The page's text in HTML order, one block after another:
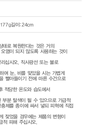
길이:24cm
태로 복원한다는 것은 거의
염이 되지 않도록 사용하는 것이
십시오. 직사광선 또는 불로
며 눈, 비를 맞았을 시는 가볍게
빨아들이기 전에 마른 수건으로
적당한 온도와 습도에서
분 탈색이 될 수 있으므로 가급적
제를 종이에 싸서 넣되 피혁에 직접
젖었을 경우에는 제품의 변형이
적 피해 주십시오.